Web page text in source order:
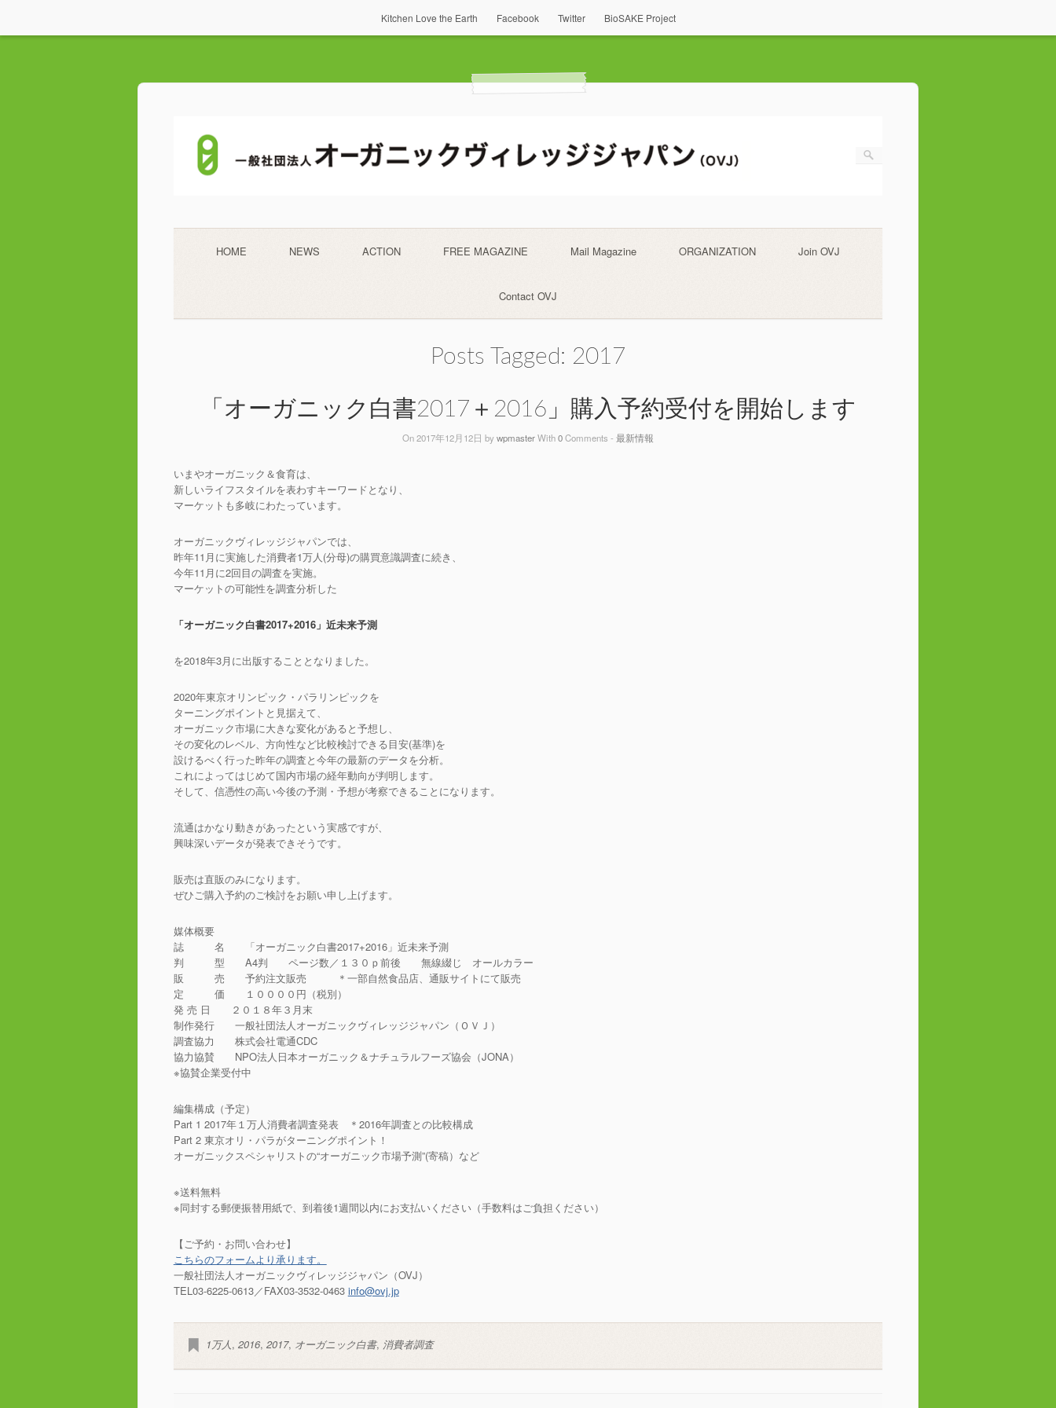
Kitchen Love the Earth Facebook Twitter BioSAKE Project
HOME NEWS ACTION FREE MAGAZINE Mail Magazine ORGANIZATION Join OVJ
Contact OVJ
Posts Tagged: 2017
「オーガニック白書2017＋2016」購入予約受付を開始します
On 2017年12月12日 bywpmasterWith0Comments - 最新情報
いまやオーガニック＆食育は、
新しいライフスタイルを表わすキーワードとなり、
マーケットも多岐にわたっています。
オーガニックヴィレッジジャパンでは、
昨年11月に実施した消費者1万人(分母)の購買意識調査に続き、
今年11月に2回目の調査を実施。
マーケットの可能性を調査分析した
「オーガニック白書2017+2016」近未来予測
を2018年3月に出版することとなりました。
2020年東京オリンピック・パラリンピックを
ターニングポイントと見据えて、
オーガニック市場に大きな変化があると予想し、
その変化のレベル、方向性など比較検討できる目安(基準)を
設けるべく行った昨年の調査と今年の最新のデータを分析。
これによってはじめて国内市場の経年動向が判明します。
そして、信憑性の高い今後の予測・予想が考察できることになります。
流通はかなり動きがあったという実感ですが、
興味深いデータが発表できそうです。
販売は直販のみになります。
ぜひご購入予約のご検討をお願い申し上げます。
媒体概要
誌 名 「オーガニック白書2017+2016」近未来予測
判 型 A4判 ページ数／１３０ｐ前後 無線綴じ オールカラー
販 売 予約注文販売 ＊一部自然食品店、通販サイトにて販売
定 価 １００００円（税別）
発 売 日 ２０１８年３月末
制作発行 一般社団法人オーガニックヴィレッジジャパン（ＯＶＪ）
調査協力 株式会社電通CDC
協力協賛 NPO法人日本オーガニック＆ナチュラルフーズ協会（JONA）
※協賛企業受付中
編集構成（予定）
Part 1 2017年１万人消費者調査発表 ＊2016年調査との比較構成
Part 2 東京オリ・パラがターニングポイント！
オーガニックスペシャリストの“オーガニック市場予測”(寄稿）など
※送料無料
※同封する郵便振替用紙で、到着後1週間以内にお支払いください（手数料はご負担ください）
【ご予約・お問い合わせ】
こちらのフォームより承ります。
一般社団法人オーガニックヴィレッジジャパン（OVJ）
TEL03-6225-0613／FAX03-3532-0463 info@ovj.jp
1万人 , 2016, 2017, オーガニック白書, 消費者調査